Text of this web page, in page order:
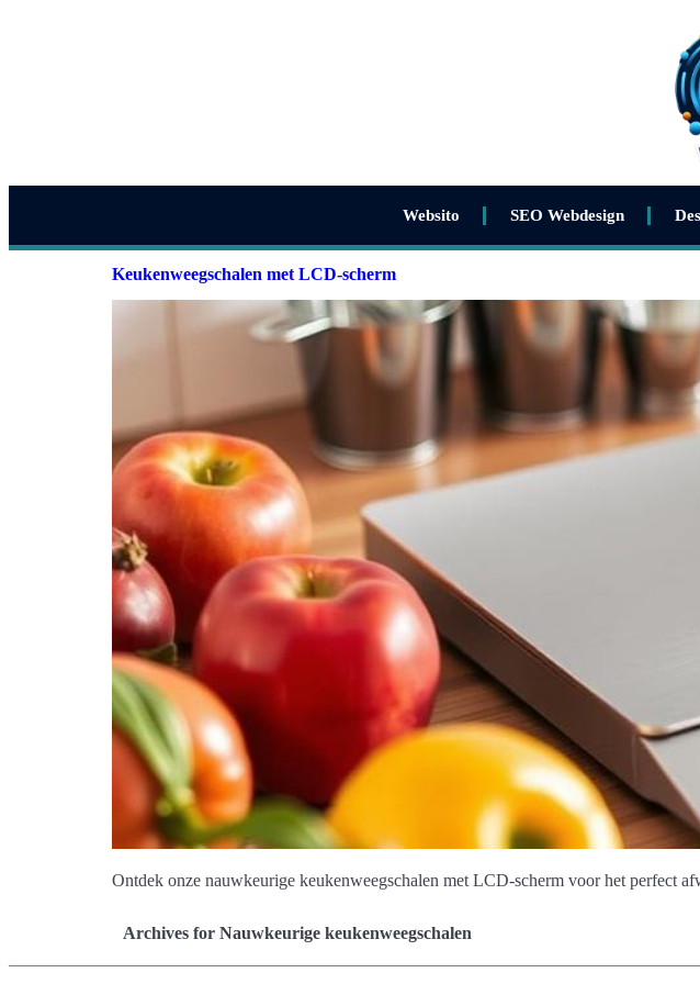
Websito SEO Webdesign
Keukenweegschalen met LCD-scherm
Ontdek onze nauwkeurige keukenweegschalen met LCD-scherm voor het perfect
Archives for Nauwkeurige keukenweegschalen